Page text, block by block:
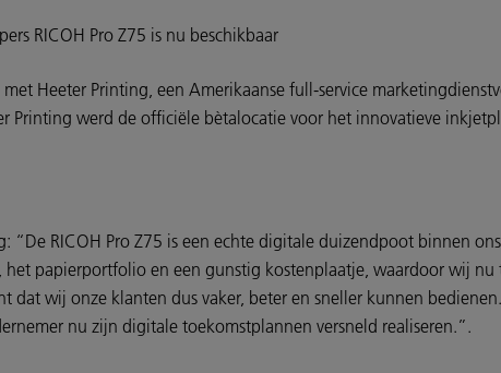
RICOH Pro Z75 is nu beschikbaar
Heeter Printing, een Amerikaanse full-service
Printing werd de officiële bètalocatie voor het innovatieve
“De RICOH Pro Z75 is een echte digitale duizendpoot binnen
papierportfolio en een gunstig kostenplaatje, waardoor wij nu
dat wij onze klanten dus vaker, beter en sneller kunnen
nu zijn digitale toekomstplannen versneld realiseren.”.